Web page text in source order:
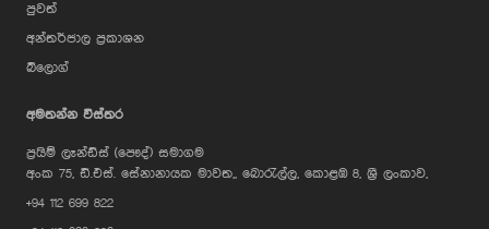
පුවත්
අන්තර්ජාල ප්‍රකාශන
බ්ලොග්
අමතන්න විස්තර
ප්‍රයිම් ලෑන්ඩ්ස් (පෞද්) සමාගම
අංක 75, ඩී.එස්. සේනානායක මාවත,, බොරැල්ල, කොළඹ 8, ශ්‍රී ලංකාව,
+94 112 699 822
Hi, I'm Prime Bee, Your AI